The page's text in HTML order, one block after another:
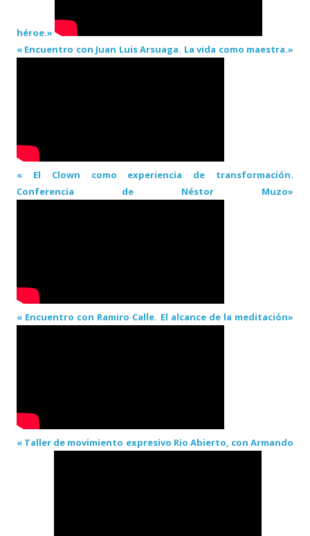
héroe.»
« Encuentro con Juan Luis Arsuaga. La vida como maestra.»
« El Clown como experiencia de transformación.
Conferencia de Néstor Muzo»
« Encuentro con Ramiro Calle. El alcance de la meditación»
« Taller de movimiento expresivo Rio Abierto, con Armando